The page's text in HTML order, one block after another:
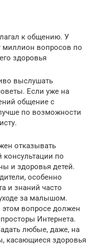
к общению. У
миллион вопросов по
здоровья
выслушать
Если уже на
общение с
по возможности
отказывать
консультации по
и здоровья детей.
особенно
и знаний часто
за малышом.
вопросе должен
Интернета.
любые, даже, на
касающиеся здоровья